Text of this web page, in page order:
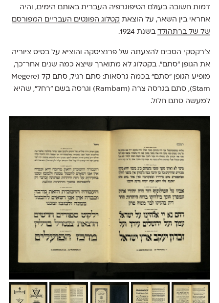
דמות חשובה בעולם הטיפוגרפיה העברית באותם הימים, והיה
אחראי בין השאר, על הוצאת קטלוג הפונטים העבריים המפורסם
של של ברתהולדבשנת 1924.
צ׳רקסקי הסכים להצעתה של פרנציסקה והוציא על בסיס ציוריה
את הגופן ״סתם״. בקטלוג לא מתוארך שיצא כמה שנים אחר־כך,
מופיע הגופן ״סתם״ בכמה גרסאות: סתם רגיל, סתם קל (Megere
Stam), סתם בגרסה צרה (Rambam) וגרסה בשם ״רחל״, שהיא
למעשה סתם חלול.